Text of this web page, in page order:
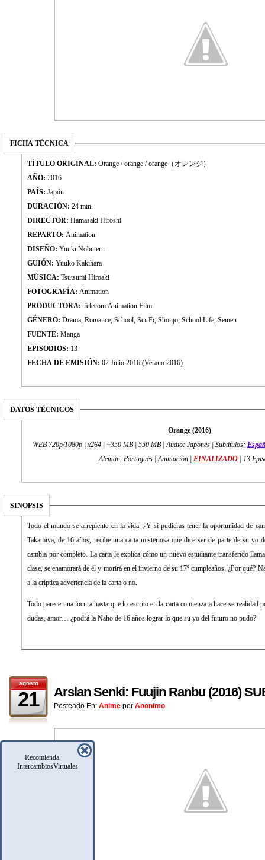
Recomienda
IntercambiosVirtuales
FICHA TÉCNICA
TÍTULO ORIGINAL: Orange / orange / orange（オレンジ）
AÑO: 2016
PAÍS: Japón
DURACIÓN: 24 min.
DIRECTOR: Hamasaki Hiroshi
REPARTO: Animation
DISEÑO: Yuuki Nobuteru
GUIÓN: Yuuko Kakihara
MÚSICA: Tsutsumi Hiroaki
FOTOGRAFÍA: Animation
PRODUCTORA: Telecom Animation Film
GÉNERO: Drama, Romance, School, Sci-Fi, Shoujo, School Life, Seinen
FUENTE: Manga
EPISODIOS: 13
FECHA DE EMISIÓN: 02 Julio 2016 (Verano 2016)
DATOS TÉCNICOS
Orange (2016)
WEB 720p/1080p | x264 | ~350 MB | 550 MB | Audio: Japonés | Subtítulos:
Alemán, Portugués | Animación | FINALIZADO | 13
SINOPSIS
Todo el mundo se arrepiente en la vida. ¿Y si pudieras tener la oportunidad de
Takamiya, de 16 años, recibe una carta misteriosa que dice ser de parte de su yo
cambia por completo. La carta le explica cómo un nuevo estudiante transferido
clase, se enamorará de él y morirá en el invierno de su 17º cumpleaños. ¿Por qué?
a la críptica advertencia de la carta o no.
Todo parece una locura hasta que lo escrito en la carta comienza a hacerse realidad poco a poco… Arrepentimiento,
dudas, amor… ¿podrá la Naho de 16 años lograr lo que su yo del futuro no pudo?
agosto
21 Arslan Senki: Fuujin Ranbu (2016)
Posteado En: Anime por Anonimo